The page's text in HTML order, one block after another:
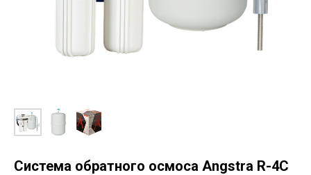
Система обратного осмоса Angstra R-4C